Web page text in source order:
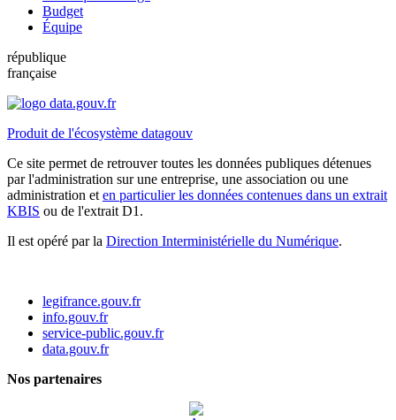
Budget
Équipe
république
française
Produit de l'écosystème datagouv
Ce site permet de retrouver toutes les données publiques détenues
par l'administration sur une entreprise, une association ou une
administration et en particulier les données contenues dans un extrait
KBIS ou de l'extrait D1.
Il est opéré par la Direction Interministérielle du Numérique.
legifrance.gouv.fr
info.gouv.fr
service-public.gouv.fr
data.gouv.fr
Nos partenaires